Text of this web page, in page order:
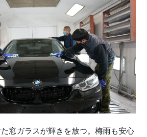
た窓ガラスが輝きを放つ。梅雨も安心